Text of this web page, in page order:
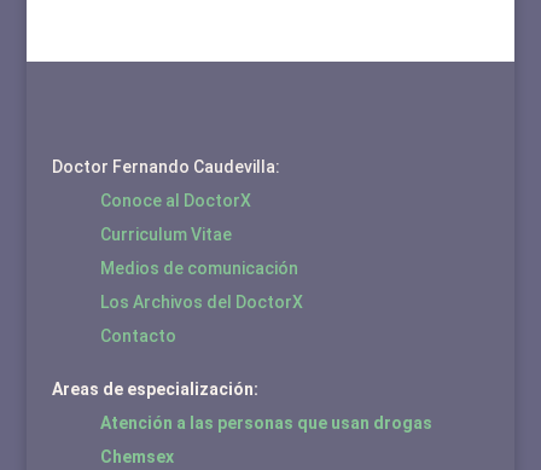
Doctor Fernando Caudevilla:
Conoce al DoctorX
Curriculum Vitae
Medios de comunicación
Los Archivos del DoctorX
Contacto
Areas de especialización:
Atención a las personas que usan drogas
Chemsex